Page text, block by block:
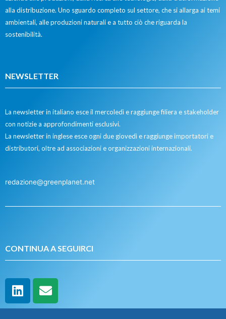
alla distribuzione. Uno sguardo completo sul settore, che si allarga ai temi
ambientali, alle produzioni naturali e a tutto ciò che riguarda la
sostenibilità.
NEWSLETTER
La newsletter in italiano esce il mercoledì e raggiunge filiera e stakeholder
con notizie a approfondimenti esclusivi.
La newsletter in inglese esce ogni due giovedì e raggiunge importatori e
distributori, oltre ad associazioni e organizzazioni internazionali.
redazione@greenplanet.net
CONTINUA A SEGUIRCI